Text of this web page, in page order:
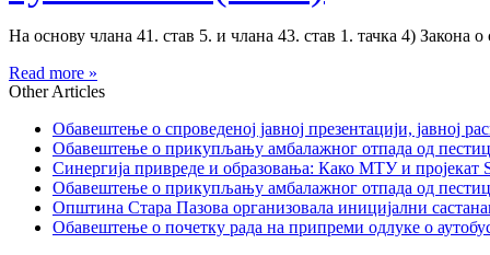
На основу члана 41. став 5. и члана 43. став 1. тачка 4) Закона
Read more »
Other Articles
Обавештење о спроведеној јавној презентацији, јавној
Обавештење о прикупљању амбалажног отпада од
Синергија привреде и образовања: Како МТУ и пројекат
Обавештење о прикупљању амбалажног отпада од
Општина Стара Пазова организовала иницијални
Обавештење о почетку рада на припреми одлуке о